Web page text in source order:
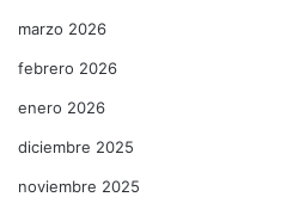
marzo 2026
febrero 2026
enero 2026
diciembre 2025
noviembre 2025